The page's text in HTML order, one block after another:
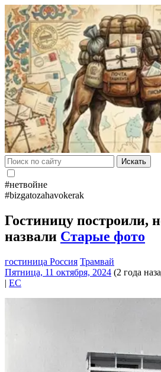
Искать
#нетвойне
#bizgatozahavokerak
Гостиницу построили,
назвали Старые фото
гостиница Россия Трамвай
Пятница, 11 октября, 2024 (2 года
| EC